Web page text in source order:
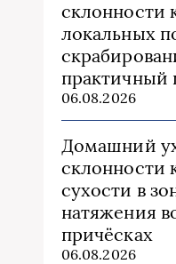
склонности
локальных
практичный
06.08.2026
Домашний
склонности
сухости в
натяжения
причёсках
06.08.2026